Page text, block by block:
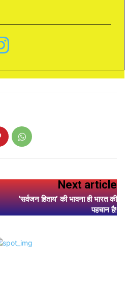
Next article
‘सर्वजन हिताय’ की भावना ही भारत की
पहचान है!